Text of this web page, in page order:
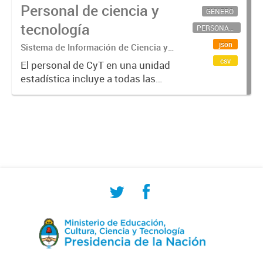
Personal de ciencia y
tecnología
Sistema de Información de Ciencia y
Tecnología Argentino (SICYTAR)
El personal de CyT en una unidad
estadística incluye a todas las
personas involucradas
GÉNERO
PERSONAL CIENTÍFICO-TECNOLÓGICO
json
csv